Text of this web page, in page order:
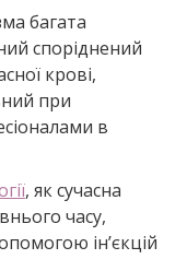
багата
споріднений
крові,
при
в
, як сучасна
часу,
ін’єкцій